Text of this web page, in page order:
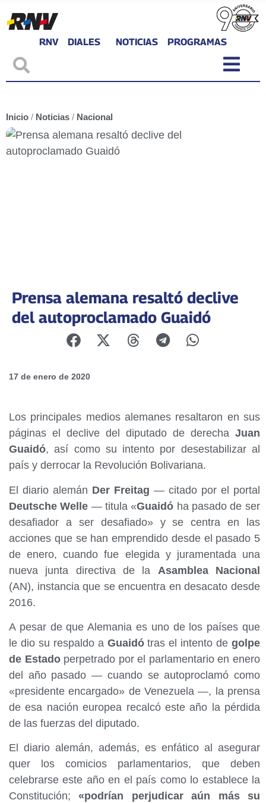
RNV DIALES NOTICIAS PROGRAMAS
Inicio / Noticias / Nacional
Prensa alemana resaltó declive
del autoproclamado Guaidó
17 de enero de 2020
Los principales medios alemanes resaltaron en sus
páginas el declive del diputado de derecha Juan
Guaidó, así como su intento por desestabilizar al
país y derrocar la Revolución Bolivariana.
El diario alemán Der Freitag — citado por el portal
Deutsche Welle — titula «Guaidó ha pasado de ser
desafiador a ser desafiado» y se centra en las
acciones que se han emprendido desde el pasado 5
de enero, cuando fue elegida y juramentada una
nueva junta directiva de la Asamblea Nacional
(AN), instancia que se encuentra en desacato desde
2016.
A pesar de que Alemania es uno de los países que
le dio su respaldo a Guaidótras el intento de golpe
de Estadoperpetrado por el parlamentario en enero
del año pasado — cuando se autoproclamó como
«presidente encargado» de Venezuela —, la prensa
de esa nación europea recalcó este año la pérdida
de las fuerzas del diputado.
El diario alemán, además, es enfático al asegurar
quer los comicios parlamentarios, que deben
celebrarse este año en el país como lo establece la
Constitución; «podrían perjudicar aún más su